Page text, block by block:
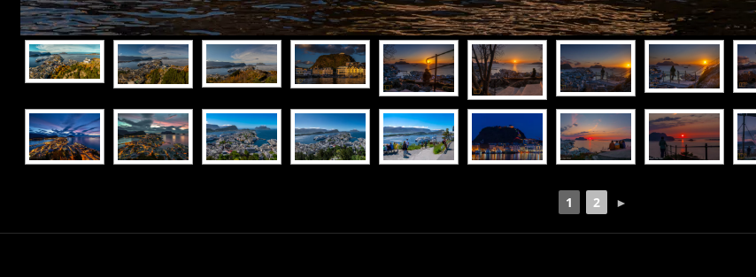
1 2 ►